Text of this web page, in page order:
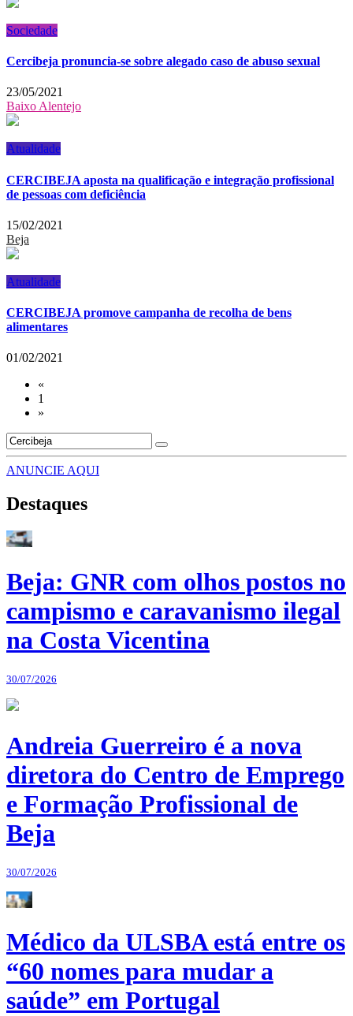
Sociedade
Cercibeja pronuncia-se sobre alegado caso de abuso sexual
23/05/2021
Baixo Alentejo
Atualidade
CERCIBEJA aposta na qualificação e integração profissional
de pessoas com deficiência
15/02/2021
Beja
Atualidade
CERCIBEJA promove campanha de recolha de bens
alimentares
01/02/2021
«
1
»
ANUNCIE AQUI
Destaques
Beja: GNR com olhos postos no
campismo e caravanismo ilegal
na Costa Vicentina
30/07/2026
Andreia Guerreiro é a nova
diretora do Centro de Emprego
e Formação Profissional de
Beja
30/07/2026
Médico da ULSBA está entre os
“60 nomes para mudar a
saúde” em Portugal